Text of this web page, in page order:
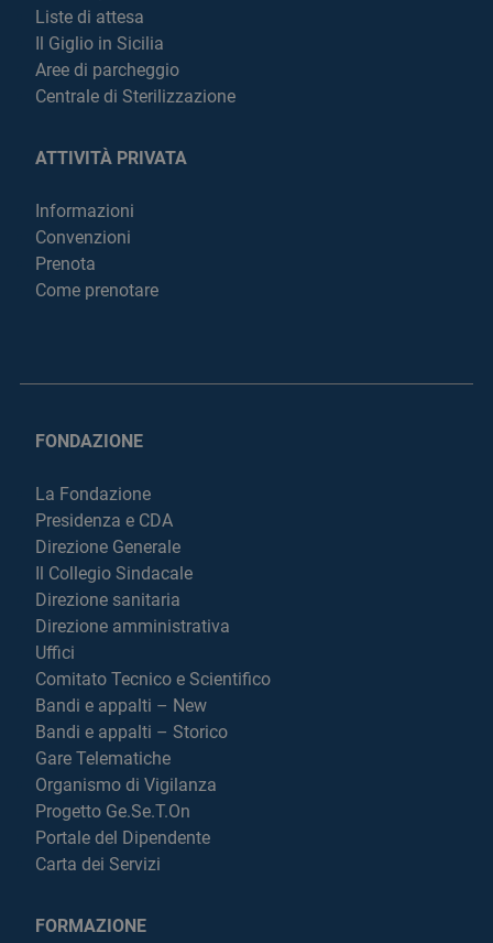
Liste di attesa
Il Giglio in Sicilia
Aree di parcheggio
Centrale di Sterilizzazione
ATTIVITÀ PRIVATA
Informazioni
Convenzioni
Prenota
Come prenotare
FONDAZIONE
La Fondazione
Presidenza e CDA
Direzione Generale
Il Collegio Sindacale
Direzione sanitaria
Direzione amministrativa
Uffici
Comitato Tecnico e Scientifico
Bandi e appalti – New
Bandi e appalti – Storico
Gare Telematiche
Organismo di Vigilanza
Progetto Ge.Se.T.On
Portale del Dipendente
Carta dei Servizi
FORMAZIONE